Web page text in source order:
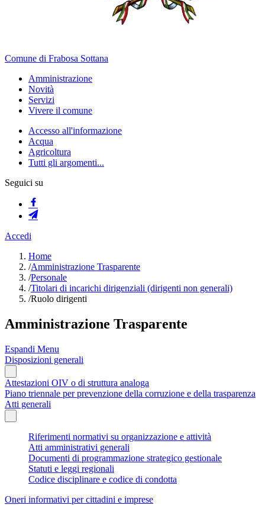
Comune di Frabosa Sottana
Amministrazione
Novità
Servizi
Vivere il comune
Accesso all'informazione
Acqua
Agricoltura
Tutti gli argomenti...
Seguici su
Accedi
Home
/Amministrazione Trasparente
/Personale
/Titolari di incarichi dirigenziali (dirigenti non generali)
/Ruolo dirigenti
Amministrazione Trasparente
Espandi Menu
Disposizioni generali
Attestazioni OIV o di struttura analoga
Piano triennale per prevenzione della corruzione e della trasparenza
Atti generali
Riferimenti normativi su organizzazione e attività
Atti amministrativi generali
Documenti di programmazione strategico gestionale
Statuti e leggi regionali
Codice disciplinare e codice di condotta
Oneri informativi per cittadini e imprese